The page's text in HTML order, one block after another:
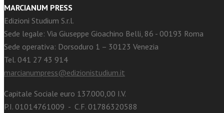
MARCIANUM PRESS
Edizioni Studium S.r.l.
Sede legale: Via Giuseppe Gioachino Belli, 86 - 00193 Roma
Sede operativa: Dorsoduro 1 – 30123 Venezia
Tel. 041 27 43 914
marcianumpress@edizionistudium.it
Capitale Sociale euro 137.000,00 I.V.
P.I. 01014761009 - C.F. 01786320588